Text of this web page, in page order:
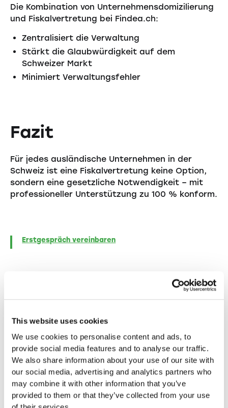
This website uses cookies
We use cookies to personalise content and ads, to
provide social media features and to analyse our traffic.
We also share information about your use of our site with
our social media, advertising and analytics partners who
may combine it with other information that you’ve
provided to them or that they’ve collected from your use
Die Kombination von Unternehmensdomizilierung
und Fiskalvertretung bei Findea.ch:
Zentralisiert die Verwaltung
Stärkt die Glaubwürdigkeit auf dem
Schweizer Markt
Minimiert Verwaltungsfehler
Fazit
Für jedes ausländische Unternehmen in der
Schweiz ist eine Fiskalvertretung keine Option,
sondern eine gesetzliche Notwendigkeit – mit
professioneller Unterstützung zu 100 % konform.
Erstgespräch vereinbaren
Weitere Blogbeiträge
Vertiefende Einblicke, inspirierende
Erfolgsgeschichten und praktische Tipps für
Unternehmer – entdecken Sie mehr in unseren
weiteren Artikeln.